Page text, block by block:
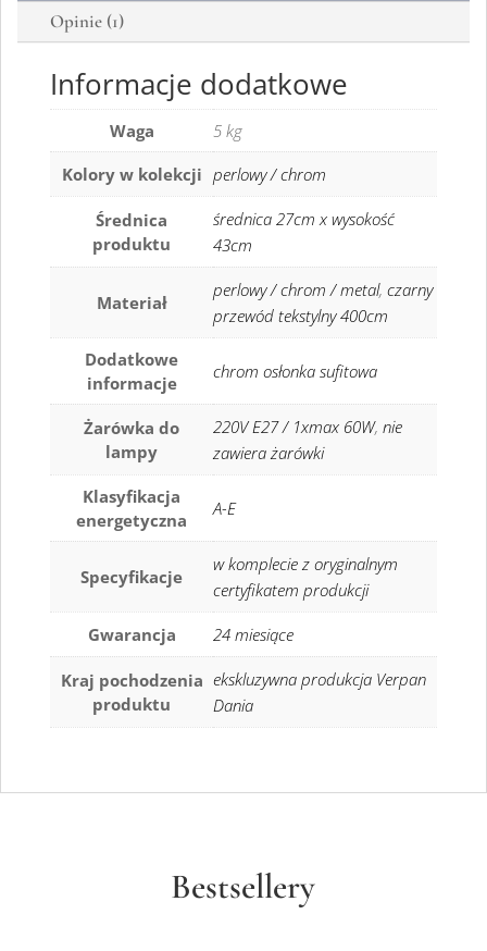
Opinie (1)
Informacje dodatkowe
Waga
5 kg
Kolory w kolekcji perlowy / chrom
Średnica
produktu
średnica 27cm x wysokość
43cm
Materiał
perlowy / chrom / metal, czarny
przewód tekstylny 400cm
Dodatkowe
informacje
chrom osłonka sufitowa
Żarówka do
lampy
220V E27 / 1xmax 60W, nie
zawiera żarówki
Klasyfikacja
energetyczna
A-E
Specyfikacje
w komplecie z oryginalnym
certyfikatem produkcji
Gwarancja 24 miesiące
Kraj pochodzenia
produktu
ekskluzywna produkcja Verpan
Dania
Bestsellery